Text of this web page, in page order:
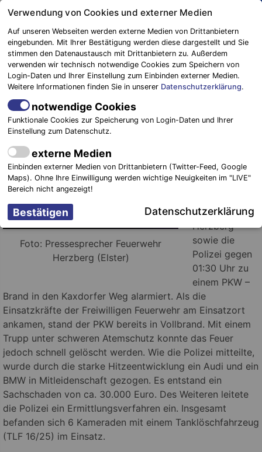
Springe
Inhalt
Blaulichtreport
Elbe-Elster
PKW Brand in voller Ausdehnung
29. Juni 2016 -Einsätze
Foto: Pressesprecher Feuerwehr
Herzberg (Elster)
29.06.2016
wurde die
Feuerwehr
Herzberg
sowie die
Polizei gegen
01:30 Uhr zu
einem PKW –
Brand in den Kaxdorfer Weg alarmiert. Als die
Einsatzkräfte der Freiwilligen Feuerwehr am Einsatzort
ankamen, stand der PKW bereits in Vollbrand. Mit einem
Trupp unter schweren Atemschutz konnte das Feuer
jedoch schnell gelöscht werden. Wie die Polizei mitteilte,
wurde durch die starke Hitzeentwicklung ein Audi und ein
BMW in Mitleidenschaft gezogen. Es entstand ein
Sachschaden von ca. 30.000 Euro. Des Weiteren leitete
die Polizei ein Ermittlungsverfahren ein. Insgesamt
befanden sich 6 Kameraden mit einem Tanklöschfahrzeug
(TLF 16/25) im Einsatz.
Verwendung von Cookies und externer Medien
Auf unseren Webseiten werden externe Medien von Drittanbietern
eingebunden. Mit Ihrer Bestätigung werden diese dargestellt und Sie
stimmen den Datenaustausch mit Drittanbietern zu. Außerdem
verwenden wir technisch notwendige Cookies zum Speichern von
Login-Daten und Ihrer Einstellung zum Einbinden externer Medien.
Weitere Informationen finden Sie in unserer Datenschutzerklärung.
notwendige Cookies
Funktionale Cookies zur Speicherung von Login-Daten und Ihrer
Einstellung zum Datenschutz.
externe Medien
Einbinden externer Medien von Drittanbietern (Twitter-Feed, Google
Maps). Ohne Ihre Einwilligung werden wichtige Neuigkeiten im "LIVE"
Bereich nicht angezeigt!
Datenschutzerklärung